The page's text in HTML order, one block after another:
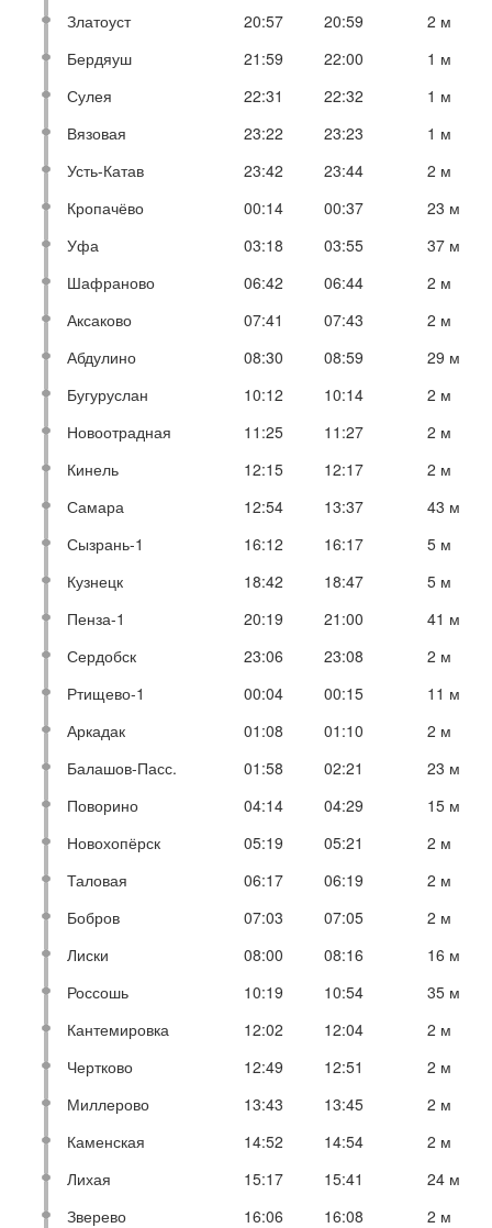
Златоуст 20:57 20:59
2 м
Бердяуш
21:59 22:00
1 м
Сулея
22:31 22:32
1 м
Вязовая
23:22 23:23
1 м
Усть-Катав
23:42 23:44
2 м
Кропачёво
00:14 00:37
23 м
Уфа
03:18 03:55
37 м
Шафраново
06:42 06:44
2 м
Аксаково
07:41 07:43
2 м
Абдулино
08:30 08:59
29 м
Бугуруслан
10:12 10:14
2 м
Новоотрадная
11:25 11:27
2 м
Кинель
12:15 12:17
2 м
Самара
12:54 13:37
43 м
Сызрань-1
16:12 16:17
5 м
Кузнецк
18:42 18:47
5 м
Пенза-1
20:19 21:00
41 м
Сердобск
23:06 23:08
2 м
Ртищево-1
00:04 00:15
11 м
Аркадак
01:08 01:10
2 м
Балашов-Пасс.
01:58 02:21
23 м
Поворино
04:14 04:29
15 м
Новохопёрск
05:19 05:21
2 м
Таловая
06:17 06:19
2 м
Бобров
07:03 07:05
2 м
Лиски
08:00 08:16
16 м
Россошь
10:19 10:54
35 м
Кантемировка
12:02 12:04
2 м
Чертково
12:49 12:51
2 м
Миллерово
13:43 13:45
2 м
Каменская
14:52 14:54
2 м
Лихая
15:17 15:41
24 м
Зверево
16:06 16:08
2 м